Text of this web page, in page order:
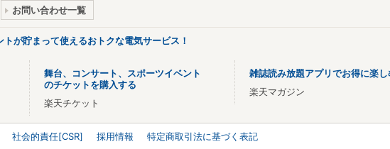
お問い合わせ一覧
トが貯まって使えるおトクな電気サービス！
舞台、コンサート、スポーツイベント
のチケットを購入する
楽天チケット
雑誌読み放題アプリでお得に楽し
楽天マガジン
社会的責任[CSR] 採用情報
特定商取引法に基づく表記